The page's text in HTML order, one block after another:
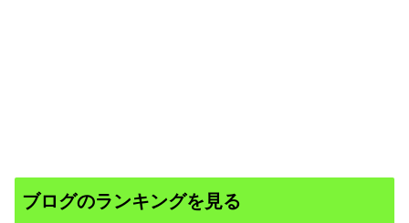
ブログのランキングを見る